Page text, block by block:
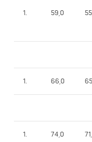
1. 59,0
1. 66,0
1. 74,0